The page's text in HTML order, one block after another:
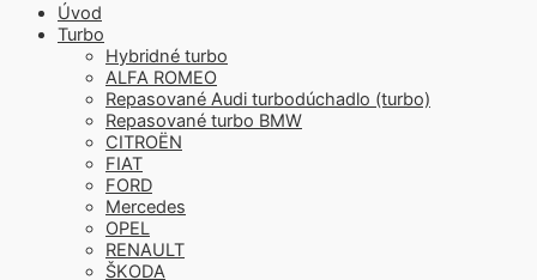
Úvod
Turbo
Hybridné turbo
ALFA ROMEO
Repasované Audi turbodúchadlo (turbo)
Repasované turbo BMW
CITROËN
FIAT
FORD
Mercedes
OPEL
RENAULT
ŠKODA